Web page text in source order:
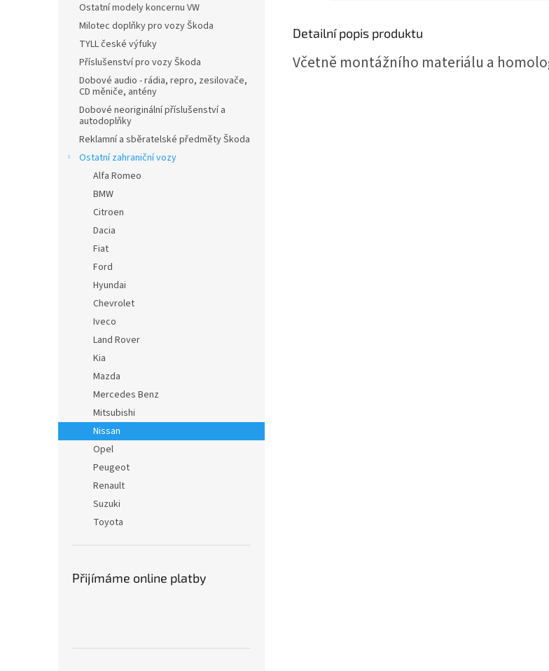
Ostatní modely koncernu VW
Milotec doplňky pro vozy Škoda
TYLL české výfuky
Příslušenství pro vozy Škoda
Dobové audio - rádia, repro, zesilovače,
CD měniče, antény
Dobové neoriginální příslušenství a
autodoplňky
Reklamní a sběratelské předměty Škoda
Ostatní zahraniční vozy
Alfa Romeo
BMW
Citroen
Dacia
Fiat
Ford
Hyundai
Chevrolet
Iveco
Land Rover
Kia
Mazda
Mercedes Benz
Mitsubishi
Nissan
Opel
Peugeot
Renault
Suzuki
Toyota
Přijímáme online platby
Detailní popis produktu
Včetně montážního materiálu a